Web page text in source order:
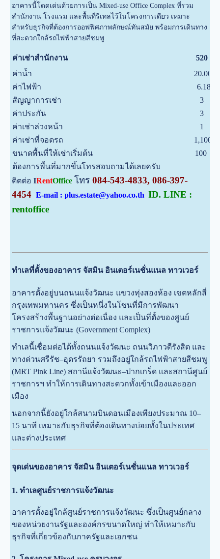
อาคารนี้โดดเด่นด้วยการเป็น Mixed-use Office Complex ที่รวม
สำนักงาน โรงแรม และพื้นที่รีเทลไว้ในโครงการเดียว เหมาะ
สำหรับธุรกิจที่ต้องการออฟฟิศภาพลักษณ์ทันสมัย พร้อมการเดินทาง
ที่สะดวกใกล้รถไฟฟ้าสายสีชมพู
ค่าเช่าสำนักงาน 520
ค่าน้ำ 20.00
ค่าไฟฟ้า
6.18
สัญญาการเช่า
3
ค่าประกัน
3
ค่าเช่าล่วงหน้า
1
ค่าเช่าที่จอดรถ
1,100
ขนาดพื้นที่ให้เช่าเริ่มต้น
100
ต้องการพื้นที่มากขึ้นโทรสอบถามได้เลยครับ
ติตต่อ IRentOffice โทร 084-543-4833, 086-397-
4454 E-mail : plus.estate@yahoo.co.th ID. LINE :
rentoffice
ทำเลที่ตั้งของอาคาร จัสมิน อินเตอร์เนชั่นแนล ทาวเวอร์
อาคารตั้งอยู่บนถนนแจ้งวัฒนะ แขวงทุ่งสองห้อง เขตหลักสี่
กรุงเทพมหานคร ซึ่งเป็นหนึ่งในโซนที่มีการพัฒนา
โครงสร้างพื้นฐานอย่างต่อเนื่อง และเป็นที่ตั้งของศูนย์
ราชการแจ้งวัฒนะ (Government Complex)
ทำเลนี้เชื่อมต่อได้ทั้งถนนแจ้งวัฒนะ ถนนวิภาวดีรังสิต และ
ทางด่วนศรีรัช–อุดรรัถยา รวมถึงอยู่ใกล้รถไฟฟ้าสายสีชมพู
(MRT Pink Line) สถานีแจ้งวัฒนะ–ปากเกร็ด และสถานีศูนย์
ราชการฯ ทำให้การเดินทางสะดวกทั้งเข้าเมืองและออก
เมือง
นอกจากนี้ยังอยู่ใกล้สนามบินดอนเมืองเพียงประมาณ 10–
15 นาที เหมาะกับธุรกิจที่ต้องเดินทางบ่อยทั้งในประเทศ
และต่างประเทศ
จุดเด่นของอาคาร จัสมิน อินเตอร์เนชั่นแนล ทาวเวอร์
1. ทำเลศูนย์ราชการแจ้งวัฒนะ
อาคารตั้งอยู่ใกล้ศูนย์ราชการแจ้งวัฒนะ ซึ่งเป็นศูนย์กลาง
ของหน่วยงานรัฐและองค์กรขนาดใหญ่ ทำให้เหมาะกับ
ธุรกิจที่เกี่ยวข้องกับภาครัฐและเอกชน